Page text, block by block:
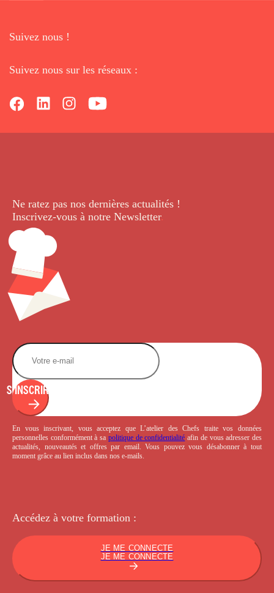
Suivez nous !
Suivez nous sur les réseaux :
Ne ratez pas nos dernières actualités !
Inscrivez-vous à notre Newsletter.
S'INSCRIRE
En vous inscrivant, vous acceptez que L’atelier des Chefs traite vos données
personnelles conformément à sa politique de confidentialité afin de vous adresser des
actualités, nouveautés et offres par email. Vous pouvez vous désabonner à tout
moment grâce au lien inclus dans nos e-mails.
Accédez à votre formation :
JE ME CONNECTE
JE ME CONNECTE